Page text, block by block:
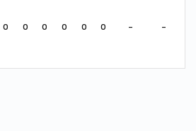
0 0 0 0 0 0 - -